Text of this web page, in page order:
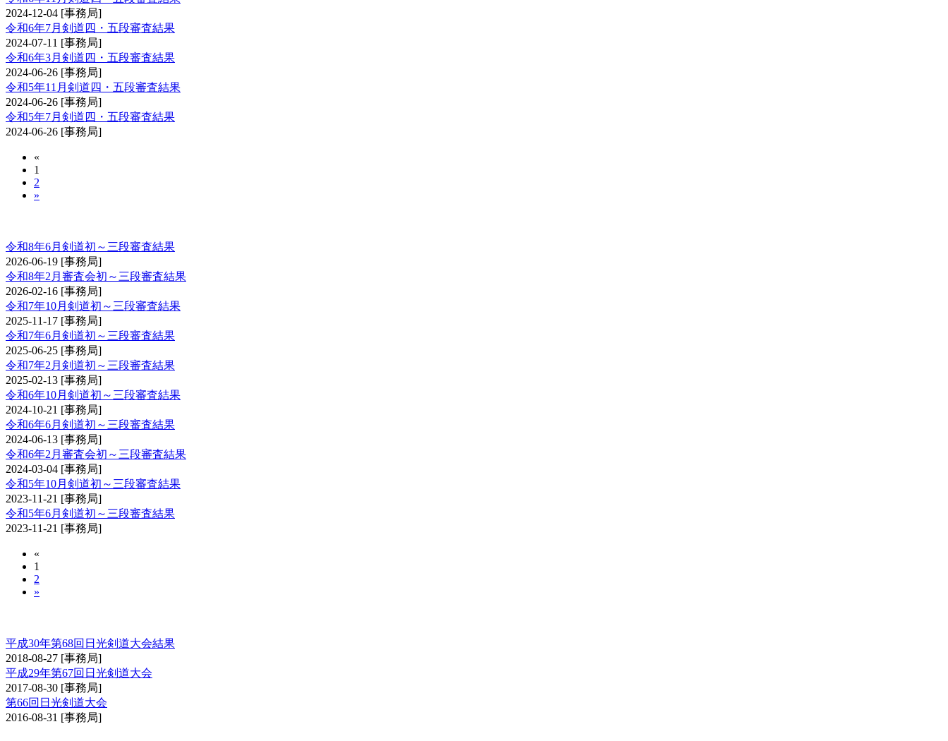
2024-12-04 [事務局]
令和6年7月剣道四・五段審査結果
2024-07-11 [事務局]
令和6年3月剣道四・五段審査結果
2024-06-26 [事務局]
令和5年11月剣道四・五段審査結果
2024-06-26 [事務局]
令和5年7月剣道四・五段審査結果
2024-06-26 [事務局]
«
1
2
»
令和8年6月剣道初～三段審査結果
2026-06-19 [事務局]
令和8年2月審査会初～三段審査結果
2026-02-16 [事務局]
令和7年10月剣道初～三段審査結果
2025-11-17 [事務局]
令和7年6月剣道初～三段審査結果
2025-06-25 [事務局]
令和7年2月剣道初～三段審査結果
2025-02-13 [事務局]
令和6年10月剣道初～三段審査結果
2024-10-21 [事務局]
令和6年6月剣道初～三段審査結果
2024-06-13 [事務局]
令和6年2月審査会初～三段審査結果
2024-03-04 [事務局]
令和5年10月剣道初～三段審査結果
2023-11-21 [事務局]
令和5年6月剣道初～三段審査結果
2023-11-21 [事務局]
«
1
2
»
平成30年第68回日光剣道大会結果
2018-08-27 [事務局]
平成29年第67回日光剣道大会
2017-08-30 [事務局]
第66回日光剣道大会
2016-08-31 [事務局]